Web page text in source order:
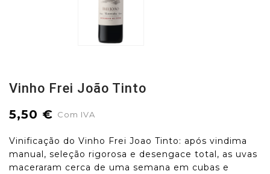
Vinho Frei João Tinto
5,50 € Com IVA
Vinificação do Vinho Frei Joao Tinto: após vindima
manual, seleção rigorosa e desengace total, as uvas
maceraram cerca de uma semana em cubas e